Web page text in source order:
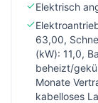
Elektrisch
63,00,
(kW): 11,0,
beheizt/
Monate
kabelloses